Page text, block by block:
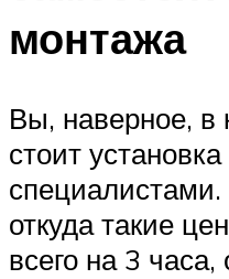
монтажа
Вы, наверное, в
стоит
откуда такие
всего на 3 часа,